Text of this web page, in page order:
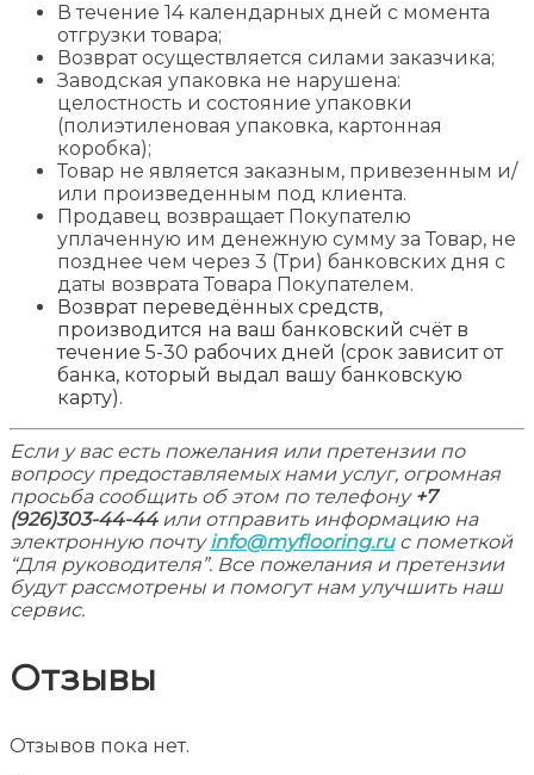
В течение 14 календарных дней с момента
отгрузки товара;
Возврат осуществляется силами заказчика;
Заводская упаковка не нарушена:
целостность и состояние упаковки
(полиэтиленовая упаковка, картонная
коробка);
Товар не является заказным, привезенным и/
или произведенным под клиента.
Продавец возвращает Покупателю
уплаченную им денежную сумму за Товар, не
позднее чем через 3 (Три) банковских дня с
даты возврата Товара Покупателем.
Возврат переведённых средств,
производится на ваш банковский счёт в
течение 5-30 рабочих дней (срок зависит от
банка, который выдал вашу банковскую
карту).
Если у вас есть пожелания или претензии по
вопросу предоставляемых нами услуг, огромная
просьба сообщить об этом по телефону +7
(926)303-44-44 или отправить информацию на
электронную почтуinfo@myflooring.ru с пометкой
“Для руководителя”. Все пожелания и претензии
будут рассмотрены и помогут нам улучшить наш
сервис.
Отзывы
Отзывов пока нет.